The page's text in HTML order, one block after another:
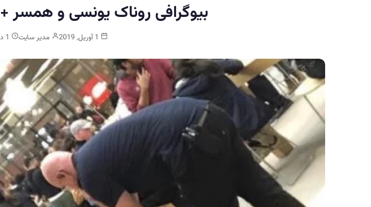
بیوگرافی روناک یونسی و همسر
مدیر سایت